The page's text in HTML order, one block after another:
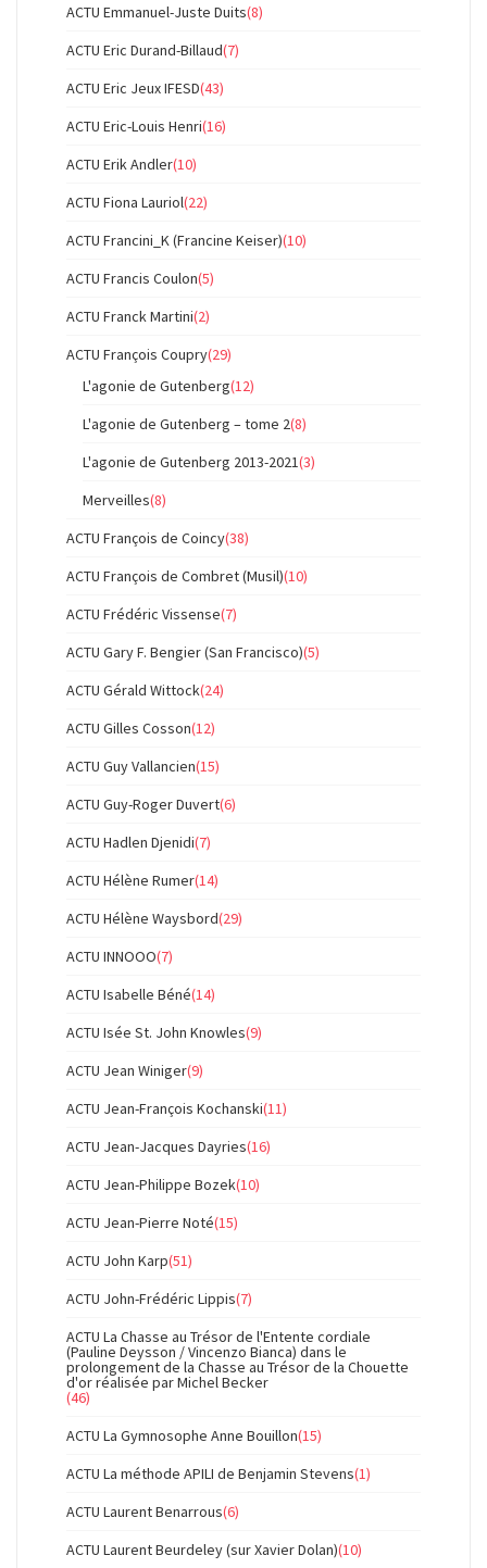
ACTU Emmanuel-Juste Duits(8)
ACTU Eric Durand-Billaud(7)
ACTU Eric Jeux IFESD(43)
ACTU Eric-Louis Henri(16)
ACTU Erik Andler(10)
ACTU Fiona Lauriol(22)
ACTU Francini_K (Francine Keiser)(10)
ACTU Francis Coulon(5)
ACTU Franck Martini(2)
ACTU François Coupry(29)
L'agonie de Gutenberg(12)
L'agonie de Gutenberg – tome 2(8)
L'agonie de Gutenberg 2013-2021(3)
Merveilles(8)
ACTU François de Coincy(38)
ACTU François de Combret (Musil)(10)
ACTU Frédéric Vissense(7)
ACTU Gary F. Bengier (San Francisco)(5)
ACTU Gérald Wittock(24)
ACTU Gilles Cosson(12)
ACTU Guy Vallancien(15)
ACTU Guy-Roger Duvert(6)
ACTU Hadlen Djenidi(7)
ACTU Hélène Rumer(14)
ACTU Hélène Waysbord(29)
ACTU INNOOO(7)
ACTU Isabelle Béné(14)
ACTU Isée St. John Knowles(9)
ACTU Jean Winiger(9)
ACTU Jean-François Kochanski(11)
ACTU Jean-Jacques Dayries(16)
ACTU Jean-Philippe Bozek(10)
ACTU Jean-Pierre Noté(15)
ACTU John Karp(51)
ACTU John-Frédéric Lippis(7)
ACTU La Chasse au Trésor de l'Entente cordiale
(Pauline Deysson / Vincenzo Bianca) dans le
prolongement de la Chasse au Trésor de la Chouette
d'or réalisée par Michel Becker
(46)
ACTU La Gymnosophe Anne Bouillon(15)
ACTU La méthode APILI de Benjamin Stevens(1)
ACTU Laurent Benarrous(6)
ACTU Laurent Beurdeley (sur Xavier Dolan)(10)